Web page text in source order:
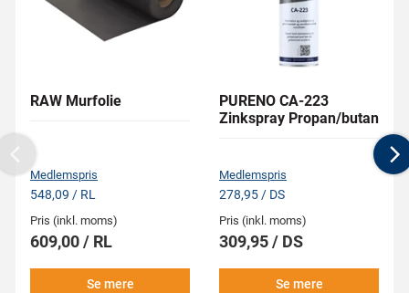
RAW Murfolie
Medlemspris
548,09 / RL
Pris (inkl. moms)
609,00 / RL
Se mere
PURENO CA-223
Zinkspray Propan/butan
Medlemspris
278,95 / DS
Pris (inkl. moms)
309,95 / DS
Se mere
Previous